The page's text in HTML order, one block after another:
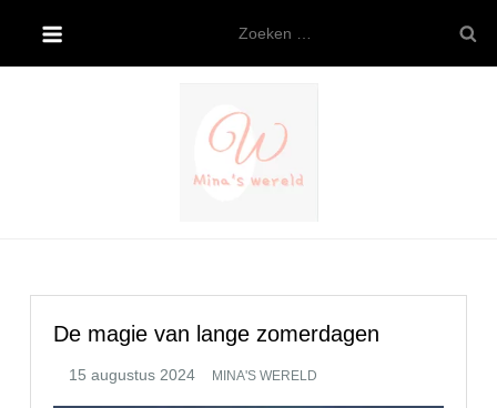
de
naar:
De magie van lange zomerdagen
MINA'S WERELD